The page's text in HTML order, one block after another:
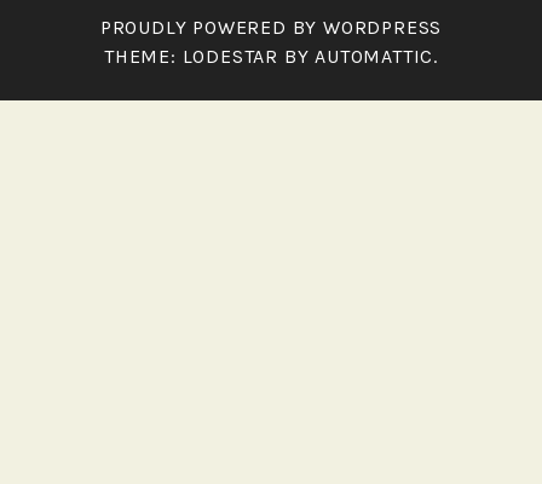
PROUDLY POWERED BY WORDPRESS
THEME: LODESTAR BY AUTOMATTIC.